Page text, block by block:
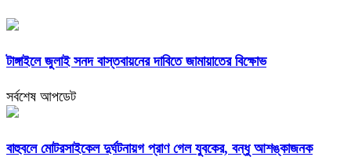
টাঙ্গাইলে জুলাই সনদ বাস্তবায়নের দাবিতে জামায়াতের বিক্ষোভ
সর্বশেষ আপডেট
বাহুবলে মোটরসাইকেল দুর্ঘটনায়গ প্রাণ গেল যুবকের, বন্ধু আশঙ্কাজনক